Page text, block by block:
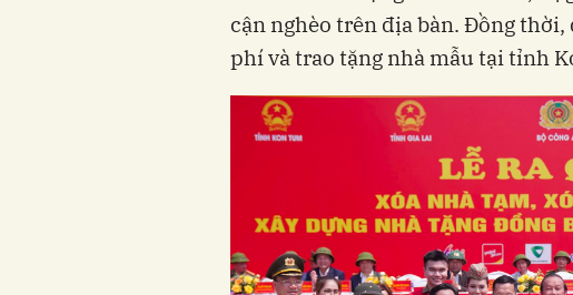
cận nghèo trên địa bàn. Đồng
phí và trao tặng nhà mẫu tại tỉnh